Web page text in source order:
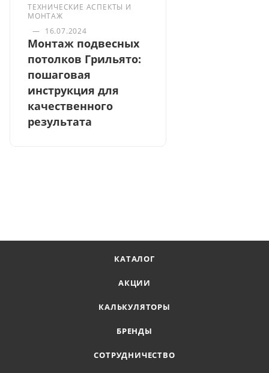
ТЕХНИЧЕСКИЕ АСПЕКТЫ И
МОНТАЖ
— 16.07.2024
Монтаж подвесных
потолков Грильято:
пошаговая
инструкция для
качественного
результата
КАТАЛОГ
АКЦИИ
КАЛЬКУЛЯТОРЫ
БРЕНДЫ
СОТРУДНИЧЕСТВО